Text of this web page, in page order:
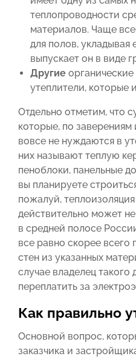
теплопроводности
материалов. Чаще
для полов, укладывая
выпускает он в виде
Другие
утеплители, которые
Отдельно отметим, что
которые, по заверениям
вовсе не нуждаются в
них называют теплую
пеноблоки, панельные
вы планируете
пожалуй,
действительно может
в средней полосе
все равно скорее всего
стен из указанных
случае владелец такого
переплатить за
Как правильно
Основной вопрос,
заказчика и